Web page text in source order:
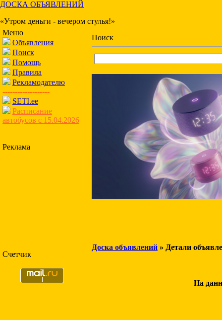
ДОСКА ОБЪЯВЛЕНИЙ
«Утром деньги - вечером стулья!»
Меню
Объявления
Поиск
Помощь
Правила
Рекламодателю
-------------------
SETI.ee
Расписание
автобусов с 15.04.2026
Реклама
Счетчик
Поиск
Доска объявлений » Детали
На